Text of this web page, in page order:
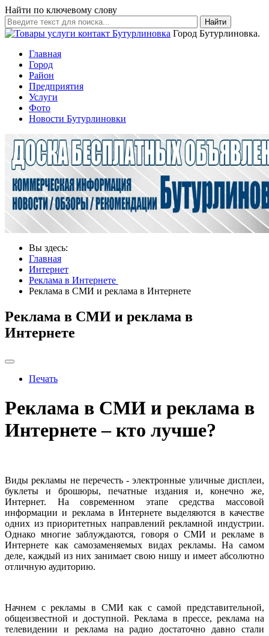
Найти по ключевому слову
Найти
Город Бутурлиновка.
Главная
Город
Район
Предприятия
Услуги
Фото
Новости Бутурлиновки
Вы здесь:
Главная
Интернет
Реклама в Интернете
Реклама в СМИ и реклама в Интернете
Реклама в СМИ и реклама в
Интернете
Печать
Реклама в СМИ и реклама в
Интернете – кто лучше?
Виды рекламы не перечесть - электронные уличные дисплеи,
буклеты и брошюры, печатные издания и, конечно же,
Интернет. На современном этапе средства массовой
информации и реклама в Интернете выделяются в качестве
одних из приоритетных направлений рекламной индустрии.
Однако многие заблуждаются, говоря о СМИ и рекламе в
Интернете как самозаменяемых видах рекламы. На самом
деле, каждый из них занимает свою нишу и имеет абсолютно
отличную аудиторию.
Начнем с рекламы в СМИ как с самой представительной,
общеизвестной и доступной. Реклама в прессе, реклама на
телевидении и реклама на радио достаточно давно стали